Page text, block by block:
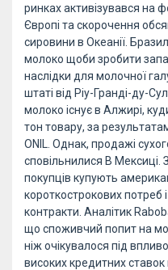
ринках активізувався на
Європі та скорочення
сировини в Океанії.
молоко щоби зробити
наслідки для молочної
штаті від Ріу-Гранді-ду-
молоко існує в Алжирі,
тон товару, за
ONIL. Однак, продажі
сповільнилися В Мексиці.
покупців купують
короткострокових потреб
контракти. Аналітик
що споживчий попит на
ніж очікувалося під
високих кредитних